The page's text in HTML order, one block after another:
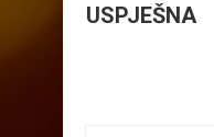
USPJEŠNA